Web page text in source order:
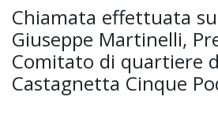
Chiamata effettuata
Giuseppe Martinelli,
Comitato di quartiere
Castagnetta Cinque